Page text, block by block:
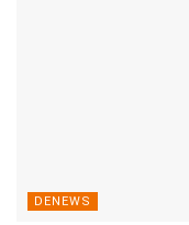
DENEWS